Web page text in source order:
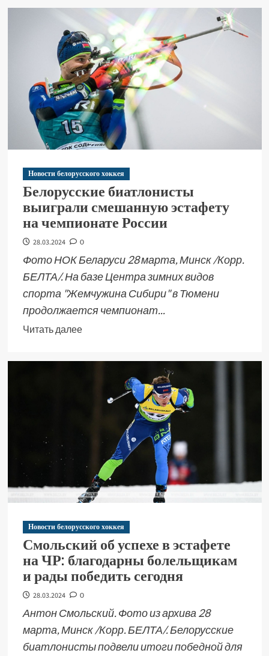
Новости белорусского хоккея
Белорусские биатлонисты
выиграли смешанную эстафету
на чемпионате России
28.03.2024 0
Фото НОК Беларуси 28 марта, Минск /Корр.
БЕЛТА/. На базе Центра зимних видов
спорта "Жемчужина Сибири" в Тюмени
продолжается чемпионат...
Читать далее
Новости белорусского хоккея
Смольский об успехе в эстафете
на ЧР: благодарны болельщикам
и рады победить сегодня
28.03.2024 0
Антон Смольский. Фото из архива 28
марта, Минск /Корр. БЕЛТА/. Белорусские
биатлонисты подвели итоги победной для